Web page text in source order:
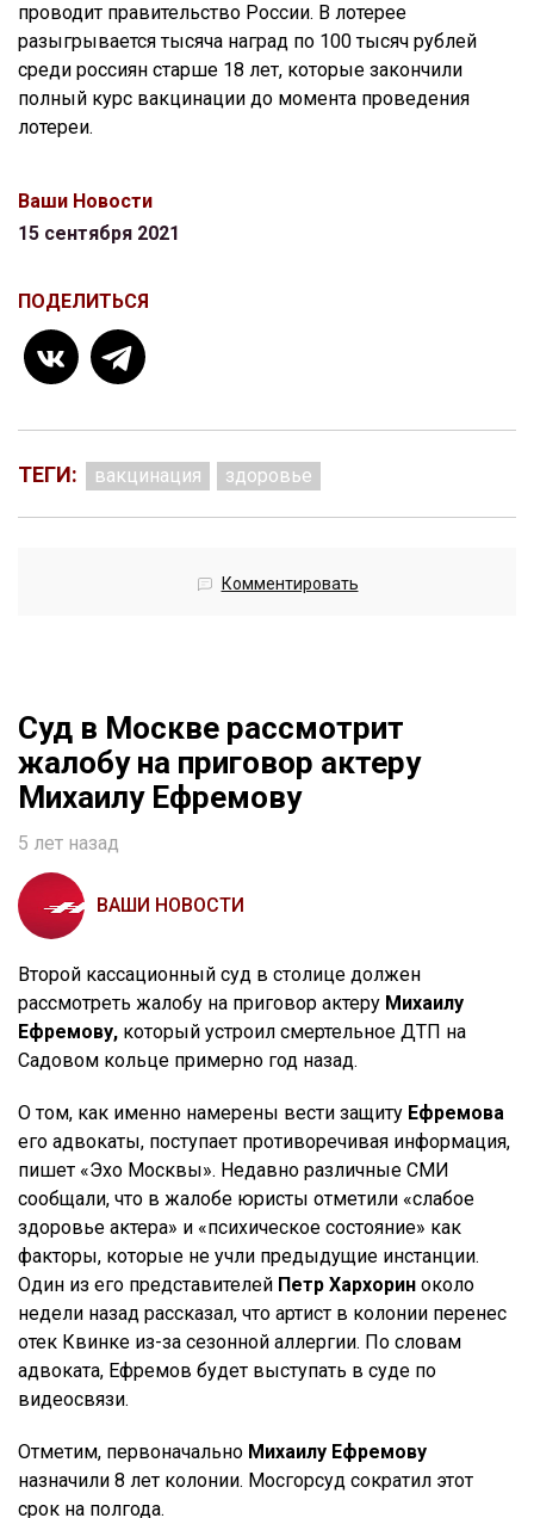
проводит правительство России. В лотерее
разыгрывается тысяча наград по 100 тысяч рублей
среди россиян старше 18 лет, которые закончили
полный курс вакцинации до момента проведения
лотереи.
Ваши Новости
15 сентября 2021
ПОДЕЛИТЬСЯ
ТЕГИ: вакцинация здоровье
Комментировать
Cуд в Москве рассмотрит
жалобу на приговор актеру
Михаилу Ефремову
5 лет назад
ВАШИ НОВОСТИ
Второй кассационный суд в столице должен
рассмотреть жалобу на приговор актеру Михаилу
Ефремову, который устроил смертельное ДТП на
Садовом кольце примерно год назад.
О том, как именно намерены вести защиту Ефремова
его адвокаты, поступает противоречивая информация,
пишет «Эхо Москвы». Недавно различные СМИ
сообщали, что в жалобе юристы отметили «слабое
здоровье актера» и «психическое состояние» как
факторы, которые не учли предыдущие инстанции.
Один из его представителей Петр Хархорин около
недели назад рассказал, что артист в колонии перенес
отек Квинке из-за сезонной аллергии. По словам
адвоката, Ефремов будет выступать в суде по
видеосвязи.
Отметим, первоначально Михаилу Ефремову
назначили 8 лет колонии. Мосгорсуд сократил этот
срок на полгода.